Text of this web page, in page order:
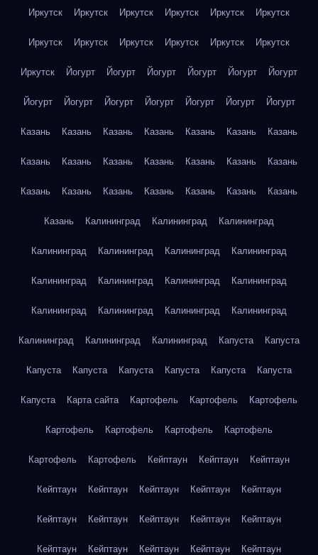
Иркутск Иркутск Иркутск Иркутск Иркутск Иркутск
Иркутск Иркутск Иркутск Иркутск Иркутск Иркутск
Иркутск Йогурт Йогурт Йогурт Йогурт Йогурт Йогурт
Йогурт Йогурт Йогурт Йогурт Йогурт Йогурт Йогурт
Казань Казань Казань Казань Казань Казань Казань
Казань Казань Казань Казань Казань Казань Казань
Казань Казань Казань Казань Казань Казань Казань
Казань Калининград Калининград Калининград
Калининград Калининград Калининград Калининград
Калининград Калининград Калининград Калининград
Калининград Калининград Калининград Калининград
Калининград Калининград Калининград Капуста Капуста
Капуста Капуста Капуста Капуста Капуста Капуста
Капуста Карта сайта Картофель Картофель Картофель
Картофель Картофель Картофель Картофель
Картофель Картофель Кейптаун Кейптаун Кейптаун
Кейптаун Кейптаун Кейптаун Кейптаун Кейптаун
Кейптаун Кейптаун Кейптаун Кейптаун Кейптаун
Кейптаун Кейптаун Кейптаун Кейптаун Кейптаун